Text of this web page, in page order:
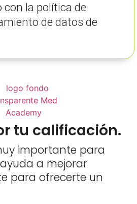
con la política de
de datos de
tu calificación.
importante para
a mejorar
para ofrecerte un